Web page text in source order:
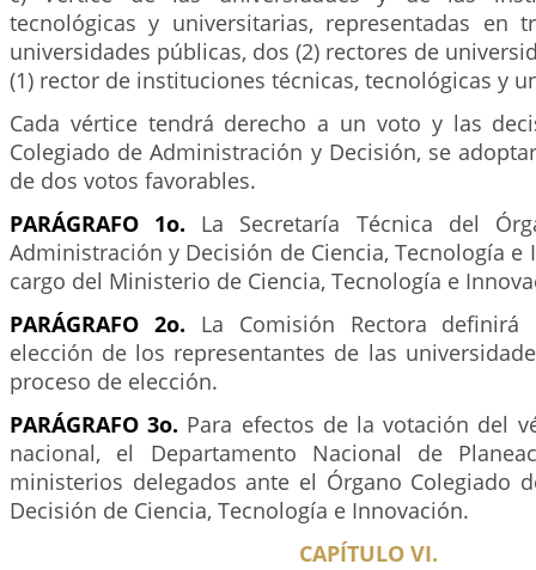
tecnológicas y universitarias, representadas en
universidades públicas, dos (2) rectores de
(1) rector de instituciones técnicas, tecnológicas y
Cada vértice tendrá derecho a un voto y las
Colegiado de Administración y Decisión, se
de dos votos favorables.
PARÁGRAFO 1o. La Secretaría Técnica del
Administración y Decisión de Ciencia, Tecnología e
cargo del Ministerio de Ciencia, Tecnología e
PARÁGRAFO 2o. La Comisión Rectora
elección de los representantes de las
proceso de elección.
PARÁGRAFO 3o. Para efectos de la votación del
nacional, el Departamento Nacional de
ministerios delegados ante el Órgano Colegiado
Decisión de Ciencia, Tecnología e Innovación.
CAPÍTULO VI.